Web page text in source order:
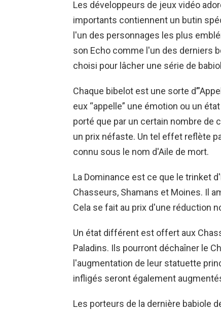
Les développeurs de jeux vidéo
importants contiennent un butin
l'un des personnages les plus
son Echo comme l'un des derniers
choisi pour lâcher une série de
Chaque bibelot est une sorte
eux “appelle” une émotion ou un
porté que par un certain nombre de
un prix néfaste. Un tel effet reflète
connu sous le nom d'Aile de mort.
La Dominance est ce que le trinket
Chasseurs, Shamans et Moines. Il
Cela se fait au prix d'une réduction
Un état différent est offert aux
Paladins. Ils pourront déchaîner le
l'augmentation de leur statuette
infligés seront également
Les porteurs de la dernière babiole